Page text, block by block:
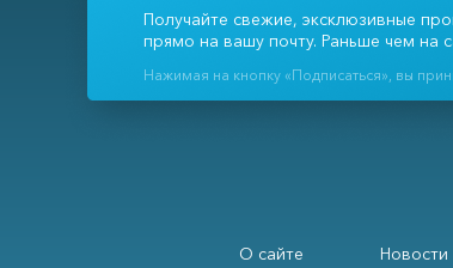
Получайте свежие, эксклюзивные
прямо на вашу почту. Раньше чем на
Нажимая на кнопку «Подписаться», вы
О сайте Новости